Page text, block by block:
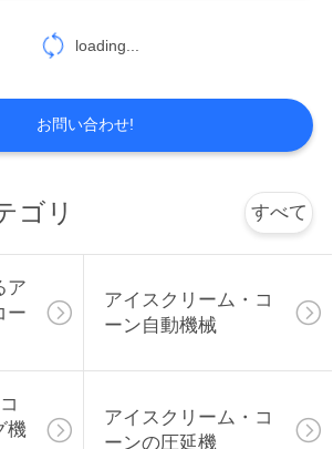
作る砂糖の円
円錐形の生産
8
loading...
お問い合わせ!
ゴリ すべて
ア
ー
アイスクリーム・コ
ーン自動機械
機
アイスクリーム・コ
ーンの圧延機